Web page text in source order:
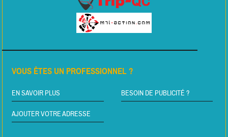
VOUS ÊTES UN PROFESSIONNEL ?
EN SAVOIR PLUS BESOIN DE PUBLICITÉ ?
AJOUTER VOTRE ADRESSE